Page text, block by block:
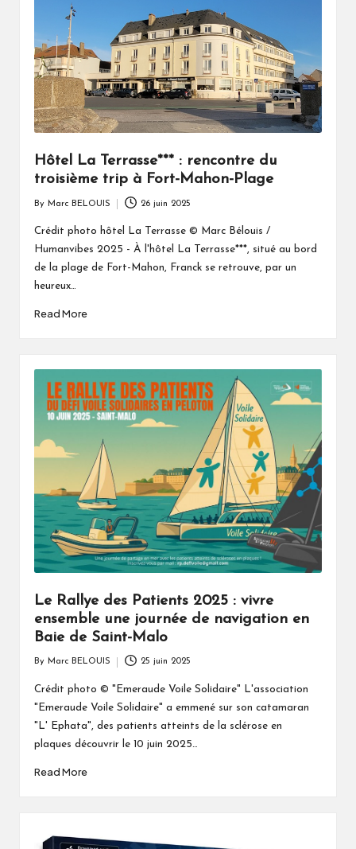
Hôtel La Terrasse*** : rencontre du
troisième trip à Fort-Mahon-Plage
Posted
by
By Marc BELOUIS 26 juin 2025
Crédit photo hôtel La Terrasse © Marc Bélouis /
Humanvibes 2025 - À l'hôtel La Terrasse***, situé au bord
de la plage de Fort-Mahon, Franck se retrouve, par un
heureux…
Read More
Le Rallye des Patients 2025 : vivre
ensemble une journée de navigation en
Baie de Saint-Malo
by
By Marc BELOUIS 25 juin 2025
Crédit photo © "Emeraude Voile Solidaire" L'association
"Emeraude Voile Solidaire" a emmené sur son catamaran
"L' Ephata", des patients atteints de la sclérose en
plaques découvrir le 10 juin 2025…
Read More